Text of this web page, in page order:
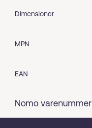
Dimensioner
MPN
EAN
Nomo varenummer